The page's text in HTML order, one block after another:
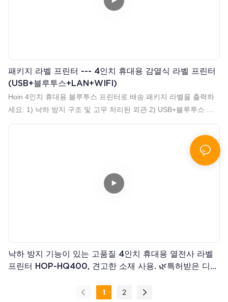
패키지 라벨 프린터 --- 4인치 휴대용 감열식 라벨 프린터
(USB+블루투스+LAN+WIFI)
Hoin 4인치 휴대용 블루투스 프린터로 배송 패키지 라벨을 출력하
세요. 1) 낙하 방지 구조 및 고무 처리된 외관 2) USB+블루투스 또
는 USB+LAN+블루투스+와이파이 (선택 사항) 3) 용지 폭: 20-
120mm, 용지 높이: 10-280mm, 용지 최대 직경: 50mm 4) 라벨 및
영수증 용지 지원 5) TSPL, ESC/POS, CPCL 명령어 세트를 지원합
니다. 6) 1D 및 2D 바코드 인쇄 지원 Wsp:+86 13652379882
낙하 방지 기능이 있는 고품질 4인치 휴대용 열전사 라벨
프린터 HOP-HQ400, 견고한 소재 사용. 🌿특허받은 디자
너비 지원.(직경(0))
1 2